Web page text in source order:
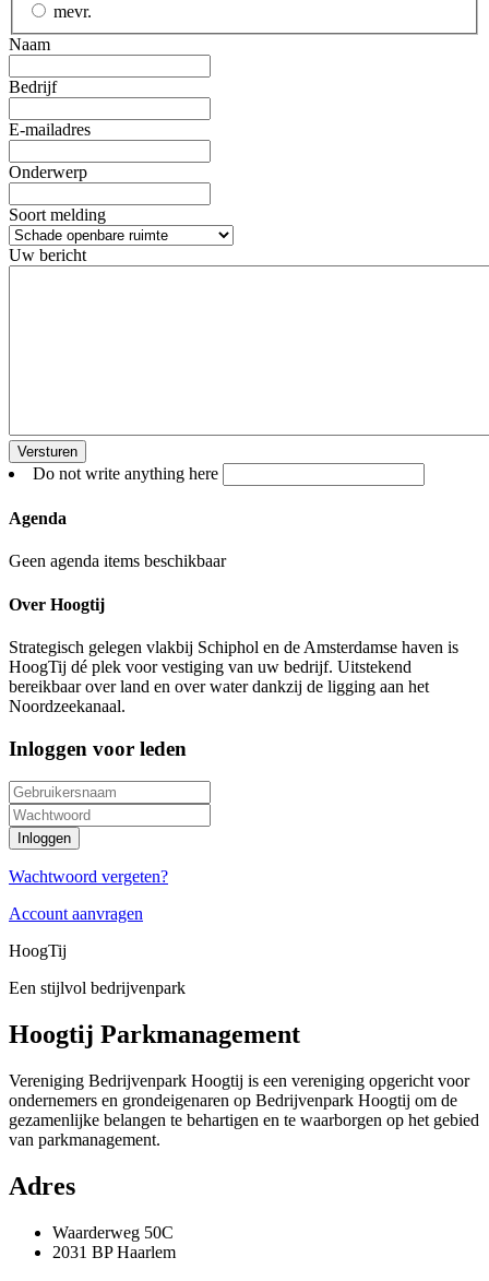
mevr.
Naam
Bedrijf
E-mailadres
Onderwerp
Soort melding
Uw bericht
Do not write anything here
Agenda
Geen agenda items beschikbaar
Over Hoogtij
Strategisch gelegen vlakbij Schiphol en de Amsterdamse haven is
HoogTij dé plek voor vestiging van uw bedrijf. Uitstekend
bereikbaar over land en over water dankzij de ligging aan het
Noordzeekanaal.
Inloggen voor leden
Wachtwoord vergeten?
Account aanvragen
HoogTij
Een stijlvol bedrijvenpark
Hoogtij Parkmanagement
Vereniging Bedrijvenpark Hoogtij is een vereniging opgericht voor
ondernemers en grondeigenaren op Bedrijvenpark Hoogtij om de
gezamenlijke belangen te behartigen en te waarborgen op het gebied
van parkmanagement.
Adres
Waarderweg 50C
2031 BP Haarlem